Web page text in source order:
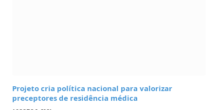
Projeto cria política nacional para valorizar
preceptores de residência médica